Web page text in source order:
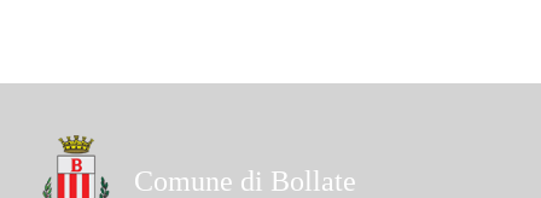
Comune di Bollate